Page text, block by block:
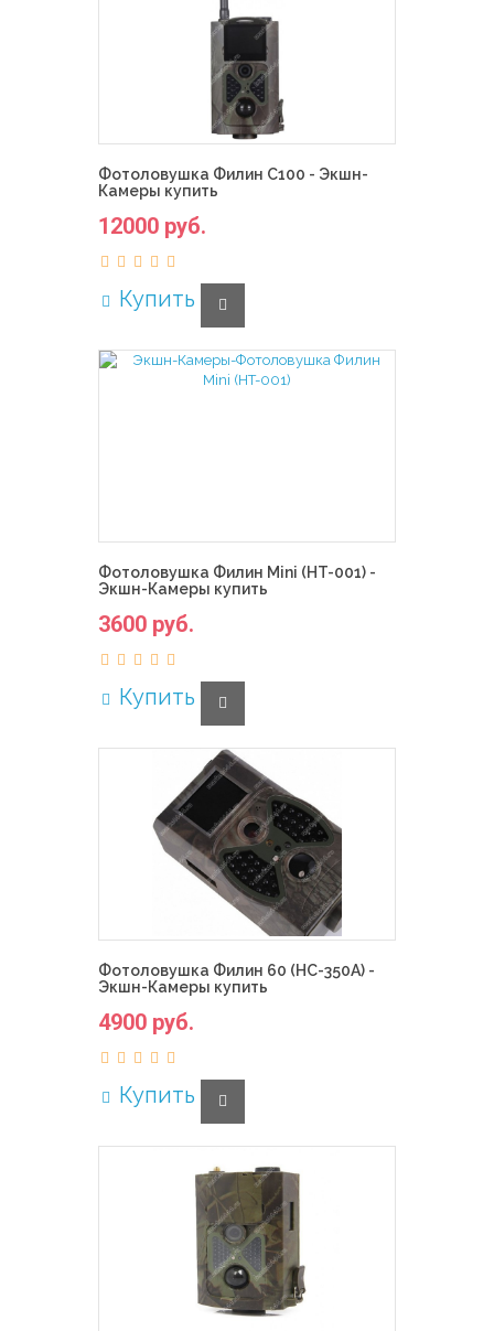
Фотоловушка Филин С100 - Экшн-
Камеры купить
12000 руб.
Купить
Фотоловушка Филин Mini (HT-001) -
Экшн-Камеры купить
3600 руб.
Купить
Фотоловушка Филин 60 (HC-350A) -
Экшн-Камеры купить
4900 руб.
Купить